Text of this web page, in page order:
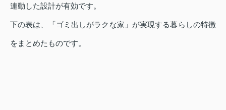
連動した設計が有効です。
下の表は、「ゴミ出しがラクな家」が実現する暮らしの特徴
をまとめたものです。